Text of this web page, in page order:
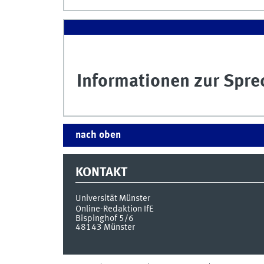
Informationen zur
nach oben
KONTAKT
Universität Münster
Online-Redaktion IfE
Bispinghof 5/6
48143 Münster